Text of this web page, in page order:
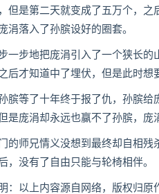
但是第二天就变成了五万个，
涓落入了孙膑设好的圈套。
步地把庞涓引入了一个狭长的
后才知道中了埋伏，但是此时想
等了十年终于报了仇，孙膑给
是庞涓却永远也赢不了孙膑，庞
师兄情义没想到最终却自相残
，没有了自由只能与轮椅相伴。
以上内容源自网络，版权归原作